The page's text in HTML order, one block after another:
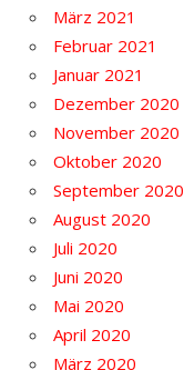
März 2021
Februar 2021
Januar 2021
Dezember 2020
November 2020
Oktober 2020
September 2020
August 2020
Juli 2020
Juni 2020
Mai 2020
April 2020
März 2020